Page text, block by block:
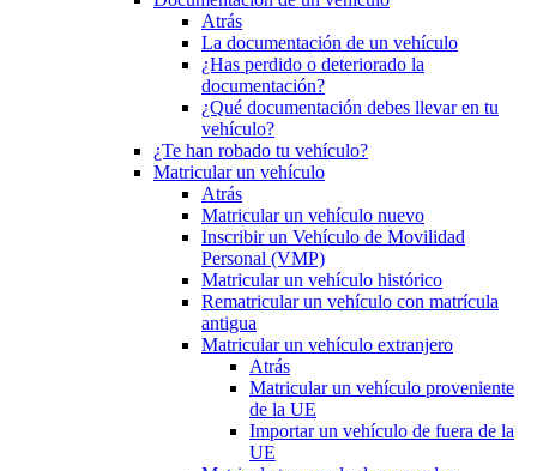
Atrás
La documentación de un vehículo
¿Has perdido o deteriorado la
documentación?
¿Qué documentación debes llevar en tu
vehículo?
¿Te han robado tu vehículo?
Matricular un vehículo
Atrás
Matricular un vehículo nuevo
Inscribir un Vehículo de Movilidad
Personal (VMP)
Matricular un vehículo histórico
Rematricular un vehículo con matrícula
antigua
Matricular un vehículo extranjero
Atrás
Matricular un vehículo proveniente
de la UE
Importar un vehículo de fuera de la
UE